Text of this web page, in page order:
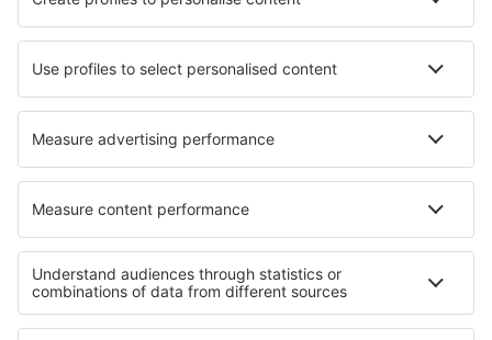
Ubytování in Morrens Ubytování in Hecho
Ubytování in Weerberg Ubytování in Bagnols-en-Forêt
Nejlepší ubytování - regiony
Ubytování v Severním Irsku Ubytování ve Walesu
Ubytování v Anglii Ubytování v Anglesey
Ubytování na Guernsey Ubytování in Illinois